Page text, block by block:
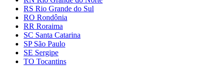
RS Rio Grande do Sul
RO Rondônia
RR Roraima
SC Santa Catarina
SP São Paulo
SE Sergipe
TO Tocantins